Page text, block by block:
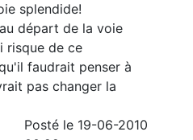
splendide!
départ de la voie
risque de ce
faudrait penser à
pas changer la
Posté le 19-06-2010